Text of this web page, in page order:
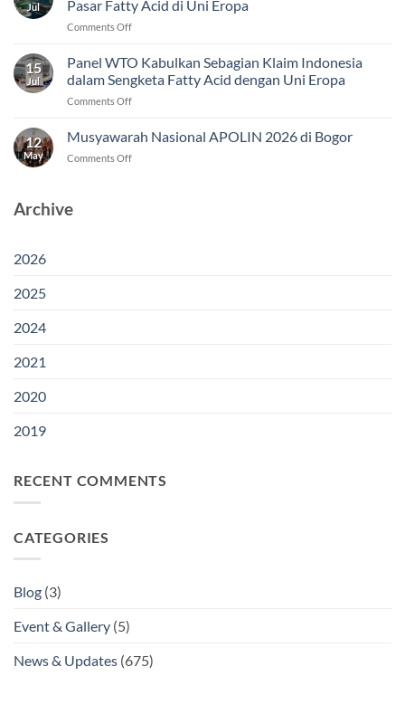
Jul
Pasar Fatty Acid di Uni Eropa
Comments Offon
WTO
Modal
Indonesia
Akses
15
Jul
Panel WTO Kabulkan Sebagian Klaim Indonesia
dalam Sengketa Fatty Acid dengan Uni Eropa
Comments Offon
WTO
12
May
Musyawarah Nasional APOLIN 2026 di Bogor
Comments Offon
Archive
2026
2025
2024
2021
2020
2019
RECENT COMMENTS
CATEGORIES
Blog (3)
Event & Gallery (5)
News & Updates (675)